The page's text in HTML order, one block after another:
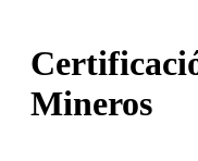
Mineros